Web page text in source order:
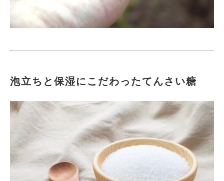
泡立ちと保湿にこだわったてんさい糖